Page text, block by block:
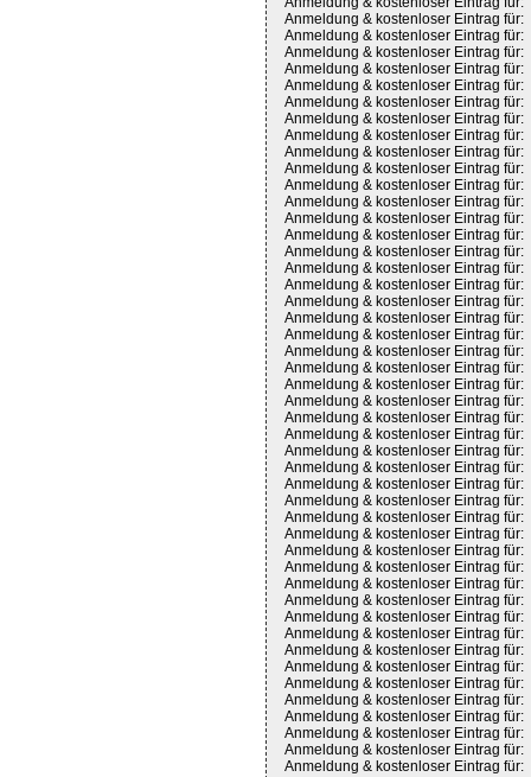
Anmeldung & kostenloser Eintrag für:
Anmeldung & kostenloser Eintrag für:
Anmeldung & kostenloser Eintrag für:
Anmeldung & kostenloser Eintrag für:
Anmeldung & kostenloser Eintrag für:
Anmeldung & kostenloser Eintrag für:
Anmeldung & kostenloser Eintrag für:
Anmeldung & kostenloser Eintrag für:
Anmeldung & kostenloser Eintrag für:
Anmeldung & kostenloser Eintrag für:
Anmeldung & kostenloser Eintrag für:
Anmeldung & kostenloser Eintrag für:
Anmeldung & kostenloser Eintrag für:
Anmeldung & kostenloser Eintrag für:
Anmeldung & kostenloser Eintrag für:
Anmeldung & kostenloser Eintrag für:
Anmeldung & kostenloser Eintrag für:
Anmeldung & kostenloser Eintrag für:
Anmeldung & kostenloser Eintrag für:
Anmeldung & kostenloser Eintrag für:
Anmeldung & kostenloser Eintrag für:
Anmeldung & kostenloser Eintrag für:
Anmeldung & kostenloser Eintrag für:
Anmeldung & kostenloser Eintrag für:
Anmeldung & kostenloser Eintrag für:
Anmeldung & kostenloser Eintrag für:
Anmeldung & kostenloser Eintrag für:
Anmeldung & kostenloser Eintrag für:
Anmeldung & kostenloser Eintrag für:
Anmeldung & kostenloser Eintrag für:
Anmeldung & kostenloser Eintrag für:
Anmeldung & kostenloser Eintrag für:
Anmeldung & kostenloser Eintrag für:
Anmeldung & kostenloser Eintrag für:
Anmeldung & kostenloser Eintrag für:
Anmeldung & kostenloser Eintrag für:
Anmeldung & kostenloser Eintrag für:
Anmeldung & kostenloser Eintrag für:
Anmeldung & kostenloser Eintrag für:
Anmeldung & kostenloser Eintrag für:
Anmeldung & kostenloser Eintrag für:
Anmeldung & kostenloser Eintrag für:
Anmeldung & kostenloser Eintrag für:
Anmeldung & kostenloser Eintrag für:
Anmeldung & kostenloser Eintrag für:
Anmeldung & kostenloser Eintrag für: